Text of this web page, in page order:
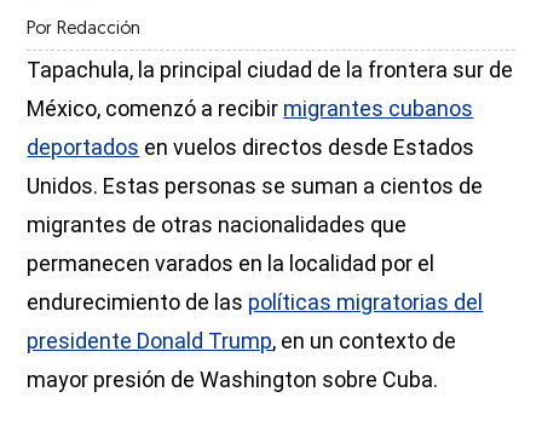
Por Redacción
Tapachula, la principal ciudad de la frontera sur de
México, comenzó a recibir migrantes cubanos
deportados en vuelos directos desde Estados
Unidos. Estas personas se suman a cientos de
migrantes de otras nacionalidades que
permanecen varados en la localidad por el
endurecimiento de las políticas migratorias del
presidente Donald Trump, en un contexto de
mayor presión de Washington sobre Cuba.